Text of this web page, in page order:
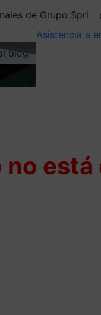
de Grupo Spri
blog
Asistencia a
no